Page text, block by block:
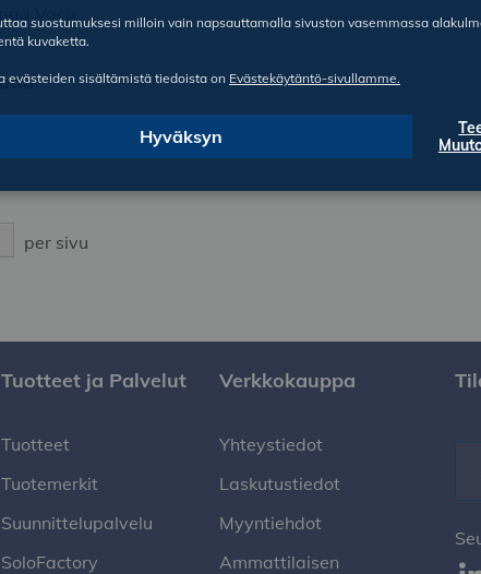
Vacu
per sivu
Tuotteet ja Palvelut
Tuotteet
Tuotemerkit
Suunnittelupalvelu
SoloFactory
Verkkokauppa
Yhteystiedot
Laskutustiedot
Myyntiehdot
Ammattilaisen
suostumuksesi milloin vain napsauttamalla sivuston vasemmassa
kuvaketta.
evästeiden sisältämistä tiedoista on Evästekäytäntö-sivullamme.
Hyväksyn